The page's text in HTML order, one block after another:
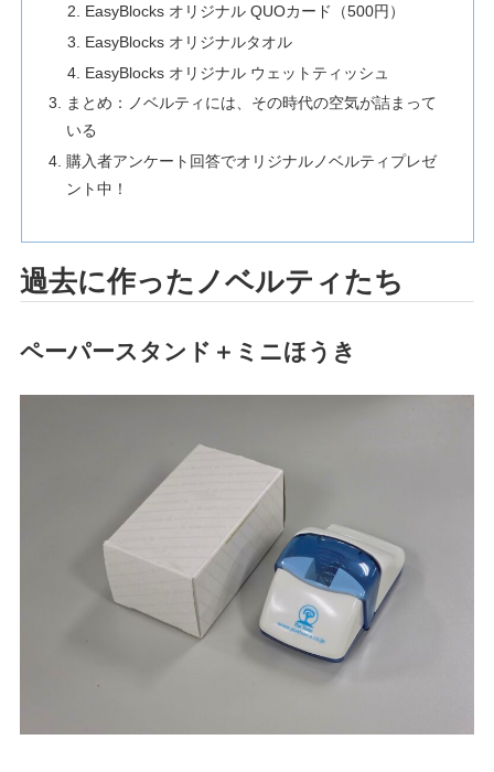
EasyBlocks オリジナル QUOカード（500円）
EasyBlocks オリジナルタオル
EasyBlocks オリジナル ウェットティッシュ
まとめ：ノベルティには、その時代の空気が詰まって
いる
購入者アンケート回答でオリジナルノベルティプレゼ
ント中！
過去に作ったノベルティたち
ペーパースタンド＋ミニほうき